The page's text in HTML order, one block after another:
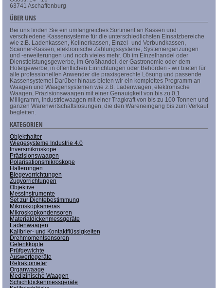
63741 Aschaffenburg
ÜBER UNS
Bei uns finden Sie ein umfangreiches Sortiment an Kassen und
verschiedene Kassensysteme für die unterschiedlichsten Einsatzbereiche
wie z.B. Ladenkassen, Kellnerkassen, Einzel- und Verbundkassen,
Scanner-Kassen, elektronische Zahlungssysteme, Systemergänzungen
und -erweiterungen und noch vieles mehr. Ob im Einzelhandel oder
Dienstleistungsgewerbe, im Großhandel, der Gastronomie oder dem
Hotelgewerbe, in öffentlichen Einrichtungen oder Behörden - wir bieten für
alle professionellen Anwender die praxisgerechte Lösung und passende
Kassensysteme! Darüber hinaus bieten wir ein komplettes Programm an
Waagen und Waagensystemen wie z.B. Ladenwagen, elektronische
Waagen, Präzisionswaagen mit einer Genauigkeit von bis zu 0,1
Milligramm, Industriewaagen mit einer Tragkraft von bis zu 100 Tonnen und
ganzen Warenwirtschaftslösungen, die den Wareneingang bis zum Verkauf
begleiten.
KATEGORIEN
Objekthalter
Wiegesysteme Industrie 4.0
Inversmikroskope
Präzisionswaagen
Polarisationsmikroskope
Halterungen
Biegevorrichtungen
Zugvorrichtungen
Objektive
Messinstrumente
Set zur Dichtebestimmung
Mikroskopkameras
Mikroskopkondensoren
Materialdickenmessgeräte
Ladenwaagen
Kalibrier- und Kontaktflüssigkeiten
Drehmomentsensoren
Gelenkköpfe
Prüfgewichte
Auswertegeräte
Refraktometer
Organwaage
Medizinische Waagen
Schichtdickenmessgeräte